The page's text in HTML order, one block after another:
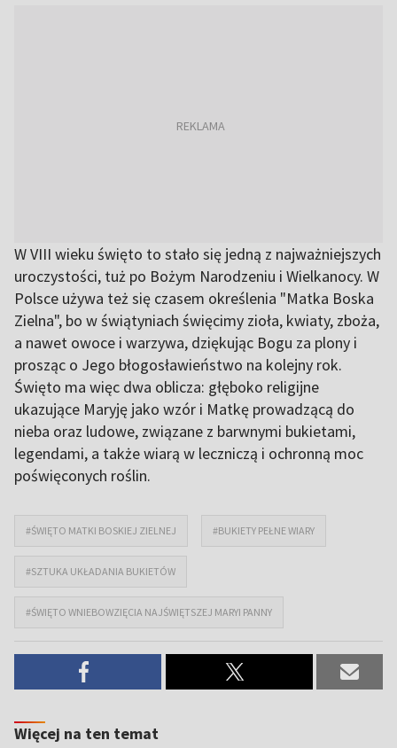
W VIII wieku święto to stało się jedną z najważniejszych
uroczystości, tuż po Bożym Narodzeniu i Wielkanocy. W
Polsce używa też się czasem określenia "Matka Boska
Zielna", bo w świątyniach święcimy zioła, kwiaty, zboża,
a nawet owoce i warzywa, dziękując Bogu za plony i
prosząc o Jego błogosławieństwo na kolejny rok.
Święto ma więc dwa oblicza: głęboko religijne
ukazujące Maryję jako wzór i Matkę prowadzącą do
nieba oraz ludowe, związane z barwnymi bukietami,
legendami, a także wiarą w leczniczą i ochronną moc
poświęconych roślin.
#ŚWIĘTO MATKI BOSKIEJ ZIELNEJ #BUKIETY PEŁNE WIARY
#SZTUKA UKŁADANIA BUKIETÓW
#ŚWIĘTO WNIEBOWZIĘCIA NAJŚWIĘTSZEJ MARYI PANNY
Więcej na ten temat